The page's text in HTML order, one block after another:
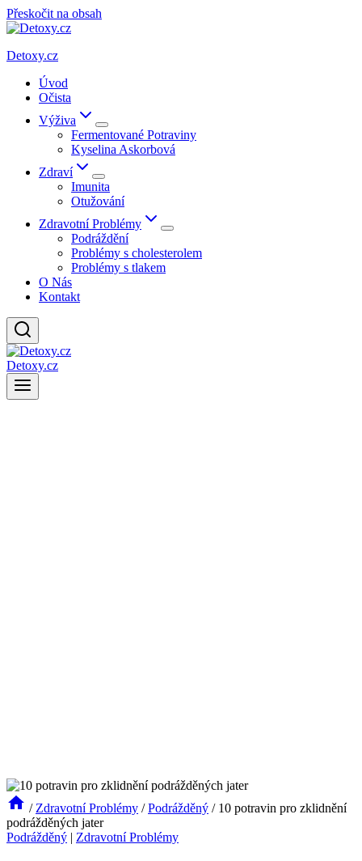
Přeskočit na obsah
Detoxy.cz
Úvod
Očista
Výživa
Fermentované Potraviny
Kyselina Askorbová
Zdraví
Imunita
Otužování
Zdravotní Problémy
Podráždění
Problémy s cholesterolem
Problémy s tlakem
O Nás
Kontakt
Detoxy.cz
/ Zdravotní Problémy / Podrážděný / 10 potravin pro zklidnění
podrážděných jater
Podrážděný | Zdravotní Problémy